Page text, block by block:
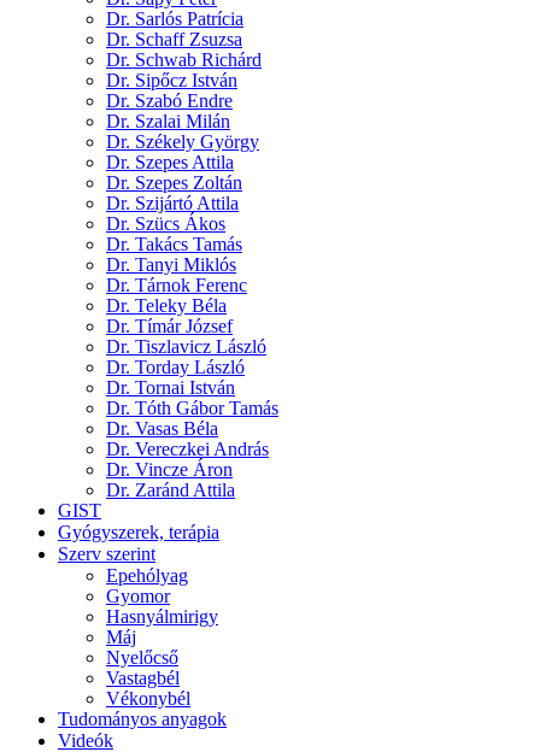
Dr. Sarlós Patrícia
Dr. Schaff Zsuzsa
Dr. Schwab Richárd
Dr. Sipőcz István
Dr. Szabó Endre
Dr. Szalai Milán
Dr. Székely György
Dr. Szepes Attila
Dr. Szepes Zoltán
Dr. Szijártó Attila
Dr. Szücs Ákos
Dr. Takács Tamás
Dr. Tanyi Miklós
Dr. Tárnok Ferenc
Dr. Teleky Béla
Dr. Tímár József
Dr. Tiszlavicz László
Dr. Torday László
Dr. Tornai István
Dr. Tóth Gábor Tamás
Dr. Vasas Béla
Dr. Vereczkei András
Dr. Vincze Áron
Dr. Zaránd Attila
GIST
Gyógyszerek, terápia
Szerv szerint
Epehólyag
Gyomor
Hasnyálmirigy
Máj
Nyelőcső
Vastagbél
Vékonybél
Tudományos anyagok
Videók